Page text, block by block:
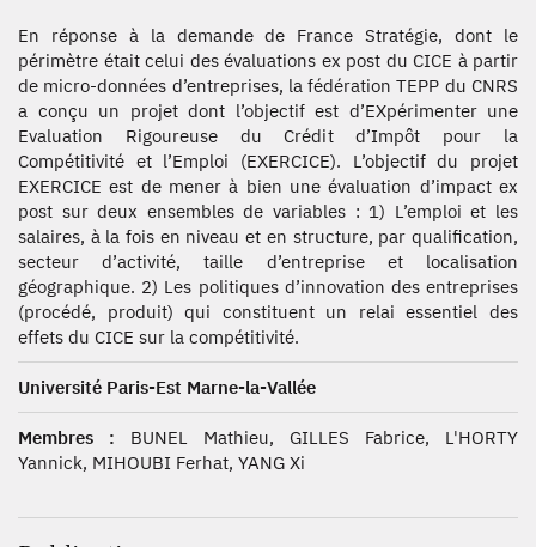
En réponse à la demande de France Stratégie, dont le
périmètre était celui des évaluations ex post du CICE à partir
de micro-données d’entreprises, la fédération TEPP du CNRS
a conçu un projet dont l’objectif est d’EXpérimenter une
Evaluation Rigoureuse du Crédit d’Impôt pour la
Compétitivité et l’Emploi (EXERCICE). L’objectif du projet
EXERCICE est de mener à bien une évaluation d’impact ex
post sur deux ensembles de variables : 1) L’emploi et les
salaires, à la fois en niveau et en structure, par qualification,
secteur d’activité, taille d’entreprise et localisation
géographique. 2) Les politiques d’innovation des entreprises
(procédé, produit) qui constituent un relai essentiel des
effets du CICE sur la compétitivité.
Université Paris-Est Marne-la-Vallée
Membres : BUNEL Mathieu, GILLES Fabrice, L'HORTY
Yannick, MIHOUBI Ferhat, YANG Xi